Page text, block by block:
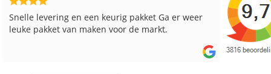
Reeds meerdere keren breigaren en breinaalden
besteld, altijd heel tevreden over de service.
Snelle